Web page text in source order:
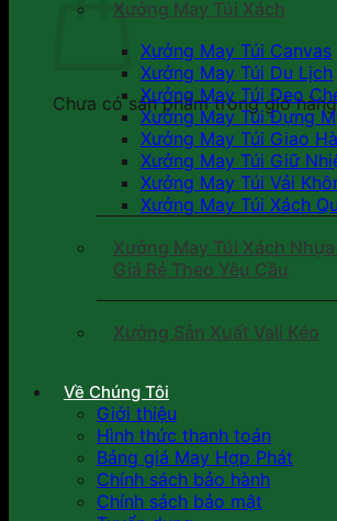
Chưa có sản phẩm trong giỏ
Xưởng May Túi Xách
Xưởng May Túi Canvas
Xưởng May Túi Du Lịch
Xưởng May Túi Đeo
Xưởng May Túi Đựng
Xưởng May Túi Giao
Xưởng May Túi Giữ
Xưởng May Túi Vải
Xưởng May Túi Xách
Xưởng May Túi Xách
Giá Rẻ Theo Yêu Cầu
Xưởng Sản Xuất Vali Kéo
Về Chúng Tôi
Giới thiệu
Hình thức thanh toán
Bảng giá May Hợp Phát
Chính sách bảo hành
Chính sách bảo mật